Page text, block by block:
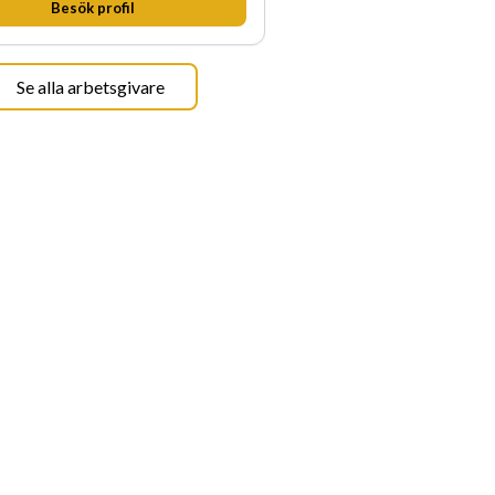
allt vi gör. Vi är tydliga med vad vi
Besök profil
Se alla arbetsgivare